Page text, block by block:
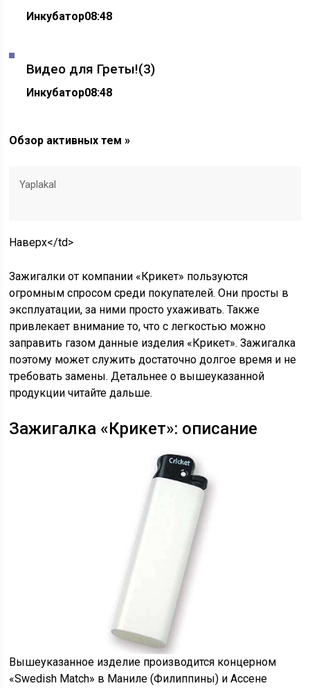
Инкубатор08:48
Видео для Греты!(3)
Инкубатор08:48
Обзор активных тем »
Yaplakal
Наверх</td>
Зажигалки от компании «Крикет» пользуются
огромным спросом среди покупателей. Они просты в
эксплуатации, за ними просто ухаживать. Также
привлекает внимание то, что с легкостью можно
заправить газом данные изделия «Крикет». Зажигалка
поэтому может служить достаточно долгое время и не
требовать замены. Детальнее о вышеуказанной
продукции читайте дальше.
Зажигалка «Крикет»: описание
Вышеуказанное изделие производится концерном
«Swedish Match» в Маниле (Филиппины) и Ассене